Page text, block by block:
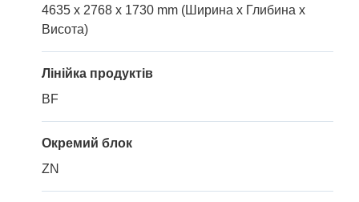
4635 x 2768 x 1730 mm (Ширина x Глибина x
Висота)
Лінійка продуктів
BF
Окремий блок
ZN